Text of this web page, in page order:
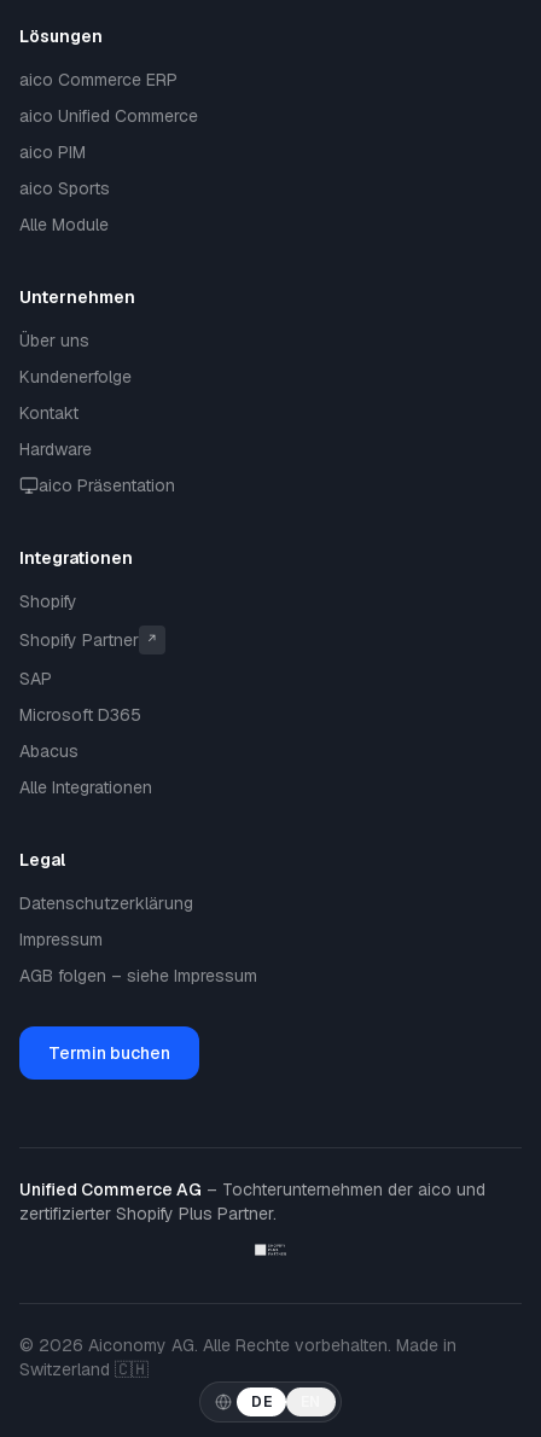
Lösungen
aico Commerce ERP
aico Unified Commerce
aico PIM
aico Sports
Alle Module
Unternehmen
Über uns
Kundenerfolge
Kontakt
Hardware
aico Präsentation
Integrationen
Shopify
Shopify Partner
↗
SAP
Microsoft D365
Abacus
Alle Integrationen
Legal
Datenschutzerklärung
Impressum
AGB folgen – siehe Impressum
Termin buchen
Unified Commerce AG – Tochterunternehmen der aico und
zertifizierter Shopify Plus Partner.
© 2026 Aiconomy AG. Alle Rechte vorbehalten. Made in
Switzerland 🇨🇭
DE